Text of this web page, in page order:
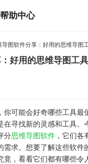
帮助中心
好用的思维导图工
可能会好奇哪些工具最
在寻找新的灵感和工具。
分思维导图软件 ，它们各
需求。想要了解这些软件
竟，看看它们都有哪些令